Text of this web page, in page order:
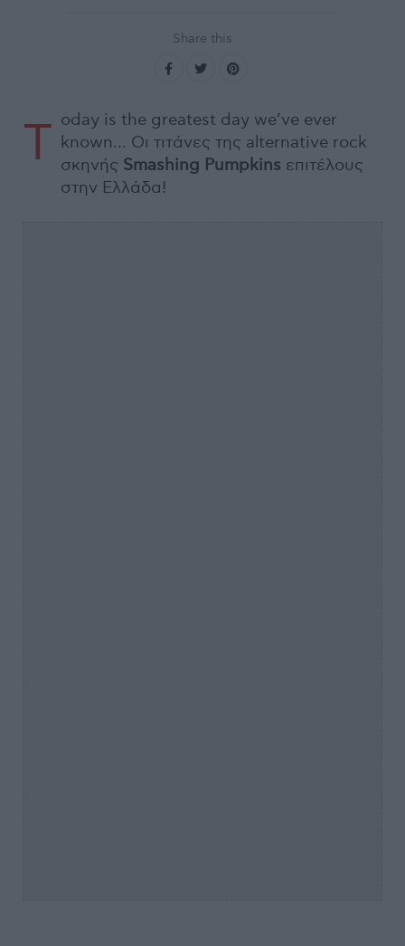
Share this
T oday is the greatest day we’ve ever
known… Οι τιτάνες της alternative rock
σκηνής Smashing Pumpkins επιτέλους
στην Ελλάδα!